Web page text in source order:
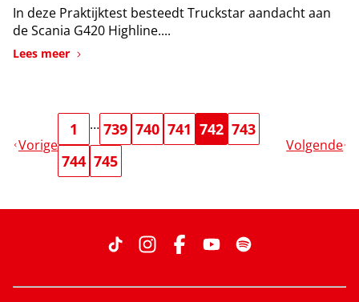
In deze Praktijktest besteedt Truckstar aandacht aan
de Scania G420 Highline....
Lees meer
Vorige
1 … 739 740 741 742 743
744 745
Volgende